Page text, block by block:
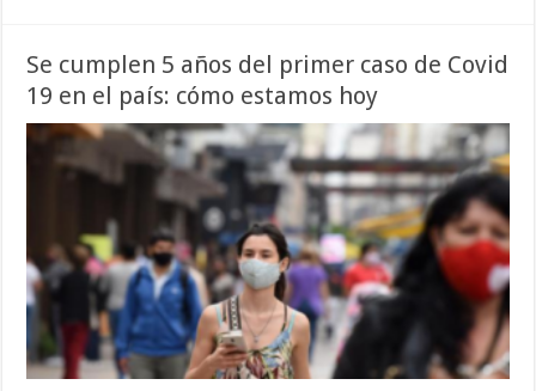
Se cumplen 5 años del primer caso de Covid
19 en el país: cómo estamos hoy